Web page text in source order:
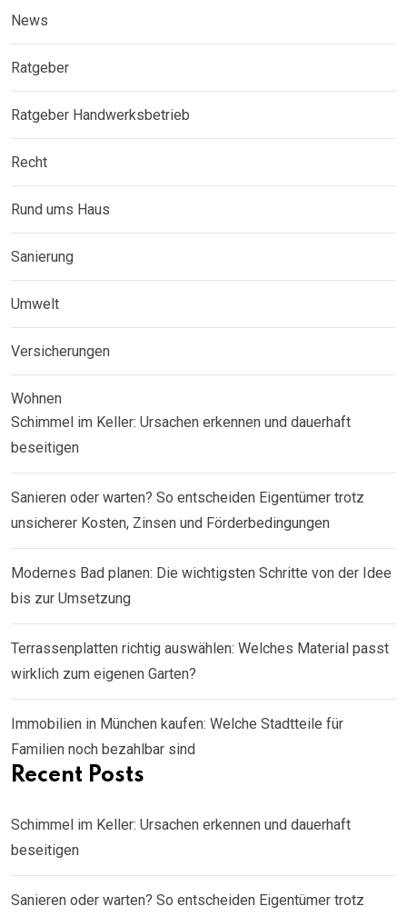
News
Ratgeber
Ratgeber Handwerksbetrieb
Recht
Rund ums Haus
Sanierung
Umwelt
Versicherungen
Wohnen
Schimmel im Keller: Ursachen erkennen und dauerhaft
beseitigen
Sanieren oder warten? So entscheiden Eigentümer trotz
unsicherer Kosten, Zinsen und Förderbedingungen
Modernes Bad planen: Die wichtigsten Schritte von der Idee
bis zur Umsetzung
Terrassenplatten richtig auswählen: Welches Material passt
wirklich zum eigenen Garten?
Immobilien in München kaufen: Welche Stadtteile für
Familien noch bezahlbar sind
Recent Posts
Schimmel im Keller: Ursachen erkennen und dauerhaft
beseitigen
Sanieren oder warten? So entscheiden Eigentümer trotz